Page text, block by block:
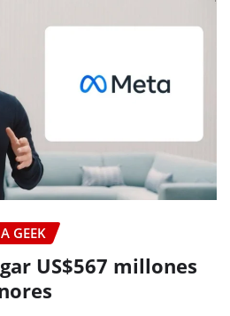
GEEK
US$567 millones